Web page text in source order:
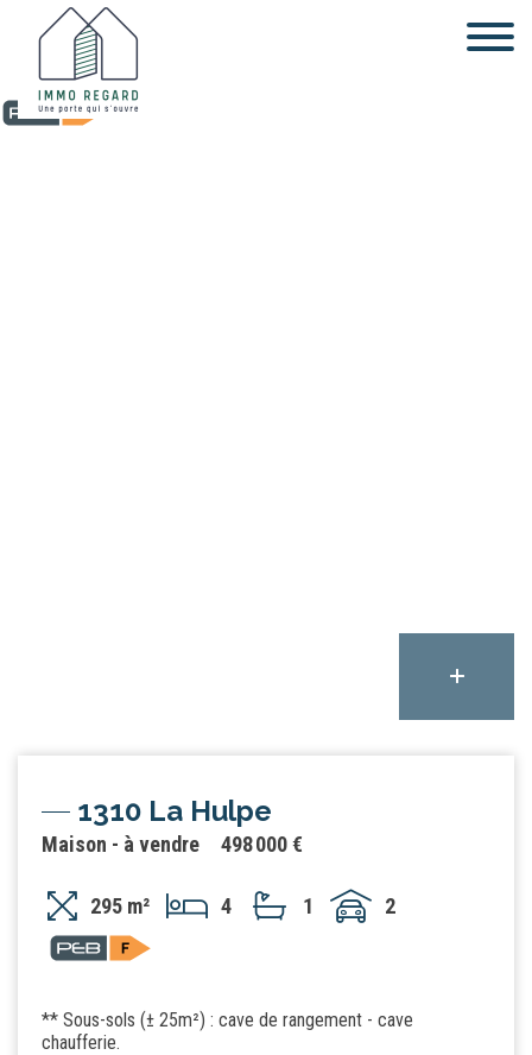
1310 La Hulpe
498 000 €
Maison - à vendre
295 m² 4 1 2
** Sous-sols (± 25m²) : cave de rangement - cave
chaufferie.